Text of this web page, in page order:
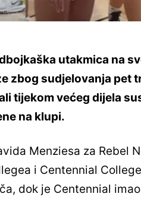
utakmica na
zbog sudjelovanja pet
tijekom većeg dijela
na klupi.
Menziesa za Rebel
i Centennial
dok je Centennial